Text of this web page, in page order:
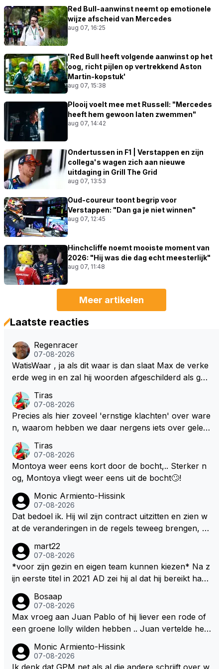
Red Bull-aanwinst neemt op emotionele
wijze afscheid van Mercedes
aug 07, 16:25
'Red Bull heeft volgende aanwinst op het
oog, richt pijlen op vertrekkend Aston
Martin-kopstuk'
aug 07, 15:38
Plooij voelt mee met Russell: "Mercedes
heeft hem gewoon laten zwemmen"
aug 07, 14:42
Ondertussen in F1 | Verstappen en zijn
collega's wagen zich aan nieuwe
uitdaging in Grill The Grid
aug 07, 13:53
Oud-coureur toont begrip voor
Verstappen: "Dan ga je niet winnen"
aug 07, 12:45
Hinchcliffe noemt mooiste moment van
2026: "Hij was die dag echt meesterlijk"
aug 07, 11:48
Meer artikelen
Laatste reacties
Regenracer
07-08-2026
WatisWaar , ja als dit waar is dan slaat Max de verke
erde weg in en zal hij woorden afgeschilderd als gel
voor een keuze worden gesteld .
Tiras
07-08-2026
Precies als hier zoveel 'ernstige klachten' over ware
n, waarom hebben we daar nergens iets over gelez
Tiras
07-08-2026
Montoya weer eens kort door de bocht,.. Sterker n
og, Montoya vliegt weer eens uit de bocht🙄!
Monic Armiento-Hissink
07-08-2026
Dat bedoel ik. Hij wil zijn contract uitzitten en zien w
at de veranderingen in de regels teweeg brengen, al
ijn eigen team te kiezen en zijn gezin. hij kan dan zelf
bepalen aan welke races hij mee wil doen en is ook
vaker thuis. Hij zit dan ook niet meer vast aan een c
ntract zou tekenen.
mart22
07-08-2026
*voor zijn gezin en eigen team kunnen kiezen* Na z
ijn eerste titel in 2021 AD zei hij al dat hij bereikt had
aarna nog komt bonus was. Ik denk dat hij dat meen
de en dat hij er nog steeds zo in staat. Nu telt voorn
amelijk het plezier hebben in wat hij doet nog als drij
Nu, met deze auto's??? Met deze regels???
Bosaap
07-08-2026
Max vroeg aan Juan Pablo of hij liever een rode of
een groene lolly wilden hebben .. Juan vertelde hem
het gretig likken aan zijn rode lolly hoorde Juan toc
h echt van Max dat RB hem een contract had aange
Monic Armiento-Hissink
07-08-2026
Ik denk dat GPM net als al die andere schrijft over w